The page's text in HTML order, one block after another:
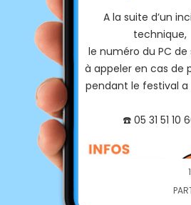
A la suite d’un
technique,
le numéro du PC
à appeler en cas de
pendant le festival a
☎️ 05 31 51 10